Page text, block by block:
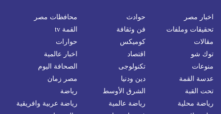
اخبار مصر حوادث
محافظات مصر
تحقيقات وملفات
فن وثقافة
القمة tv
مقالات
كوميكس
حوارات
توك شو
اقتصاد
اخبار عالمية
منوعات
تكنولوجى
الصحافة اليوم
عدسة القمة
دين ودنيا
مصر زمان
تحت القبة
الشرق الأوسط
رياضة
رياضة محلية
رياضة عالمية
رياضة عربية وافريقية